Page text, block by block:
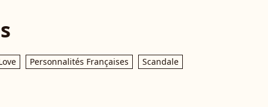
Personnalités Françaises Scandale